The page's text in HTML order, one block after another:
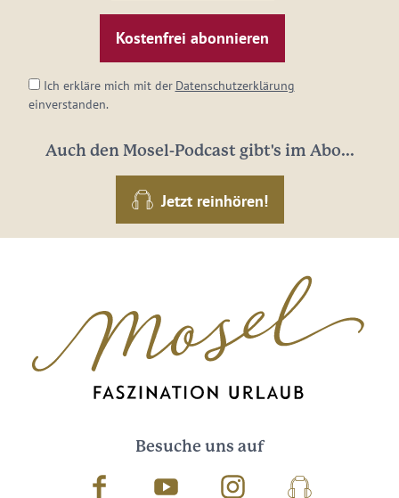
Mail-
Adresse:
Ich erkläre mich mit der Datenschutzerklärung
einverstanden.
Auch den Mosel-Podcast gibt's im Abo...
Jetzt reinhören!
Besuche uns auf
Facebook Youtube InstagramPodcast